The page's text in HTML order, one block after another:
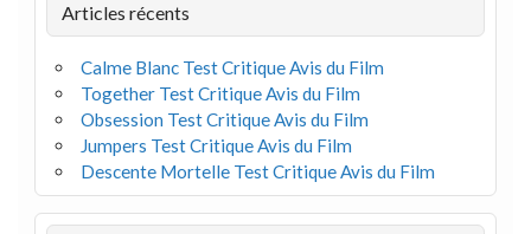
Articles récents
Calme Blanc Test Critique Avis du Film
Together Test Critique Avis du Film
Obsession Test Critique Avis du Film
Jumpers Test Critique Avis du Film
Descente Mortelle Test Critique Avis du Film